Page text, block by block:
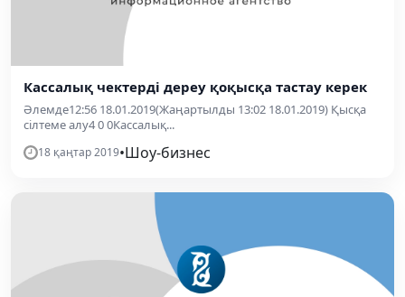
Кассалық чектерді дереу қоқысқа тастау керек
Әлемде12:56 18.01.2019(Жаңартылды 13:02 18.01.2019) Қысқа
сілтеме алу4 0 0Кассалық...
18 қаңтар 2019•Шоу-бизнес